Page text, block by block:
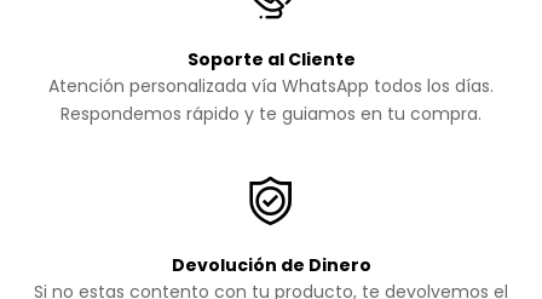
Soporte al Cliente
Atención personalizada vía WhatsApp todos los días.
Respondemos rápido y te guiamos en tu compra.
Devolución de Dinero
Si no estas contento con tu producto, te devolvemos el